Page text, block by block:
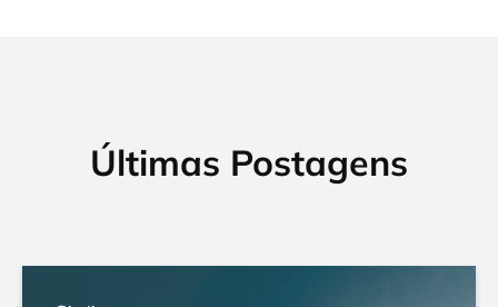
Últimas Postagens